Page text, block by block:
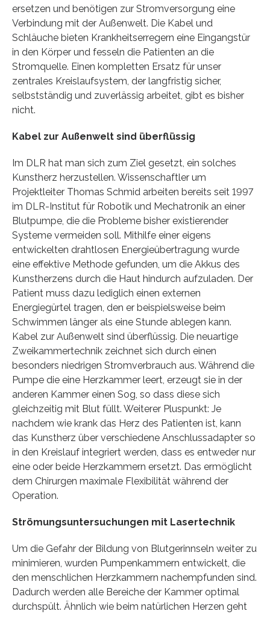
ersetzen und benötigen zur Stromversorgung eine
Verbindung mit der Außenwelt. Die Kabel und
Schläuche bieten Krankheitserregern eine Eingangstür
in den Körper und fesseln die Patienten an die
Stromquelle. Einen kompletten Ersatz für unser
zentrales Kreislaufsystem, der langfristig sicher,
selbstständig und zuverlässig arbeitet, gibt es bisher
nicht.
Kabel zur Außenwelt sind überflüssig
Im DLR hat man sich zum Ziel gesetzt, ein solches
Kunstherz herzustellen. Wissenschaftler um
Projektleiter Thomas Schmid arbeiten bereits seit 1997
im DLR-Institut für Robotik und Mechatronik an einer
Blutpumpe, die die Probleme bisher existierender
Systeme vermeiden soll. Mithilfe einer eigens
entwickelten drahtlosen Energieübertragung wurde
eine effektive Methode gefunden, um die Akkus des
Kunstherzens durch die Haut hindurch aufzuladen. Der
Patient muss dazu lediglich einen externen
Energiegürtel tragen, den er beispielsweise beim
Schwimmen länger als eine Stunde ablegen kann.
Kabel zur Außenwelt sind überflüssig. Die neuartige
Zweikammertechnik zeichnet sich durch einen
besonders niedrigen Stromverbrauch aus. Während die
Pumpe die eine Herzkammer leert, erzeugt sie in der
anderen Kammer einen Sog, so dass diese sich
gleichzeitig mit Blut füllt. Weiterer Pluspunkt: Je
nachdem wie krank das Herz des Patienten ist, kann
das Kunstherz über verschiedene Anschlussadapter so
in den Kreislauf integriert werden, dass es entweder nur
eine oder beide Herzkammern ersetzt. Das ermöglicht
dem Chirurgen maximale Flexibilität während der
Operation.
Strömungsuntersuchungen mit Lasertechnik
Um die Gefahr der Bildung von Blutgerinnseln weiter zu
minimieren, wurden Pumpenkammern entwickelt, die
den menschlichen Herzkammern nachempfunden sind.
Dadurch werden alle Bereiche der Kammer optimal
durchspült. Ähnlich wie beim natürlichen Herzen geht